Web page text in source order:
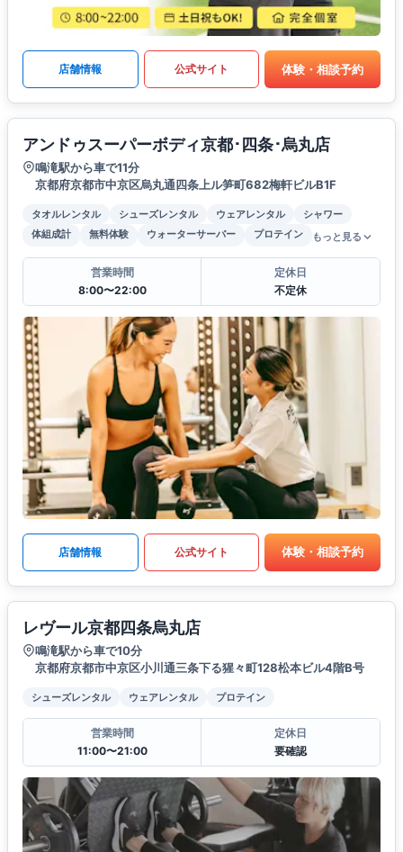
店舗情報 公式サイト 体験・相談予約
アンドゥスーパーボディ京都･四条･烏丸店
鳴滝駅から車で11分
京都府京都市中京区烏丸通四条上ル笋町682梅軒ビルB1F
タオルレンタル シューズレンタル ウェアレンタル
シャワー
体組成計
無料体験 ウォーターサーバー プロテイン もっと見る
営業時間
8:00〜22:00
定休日
不定休
店舗情報 公式サイト 体験・相談予約
レヴール京都四条烏丸店
鳴滝駅から車で10分
京都府京都市中京区小川通三条下る猩々町128松本ビル4階B号
シューズレンタル ウェアレンタル プロテイン
営業時間
11:00〜21:00
定休日
要確認